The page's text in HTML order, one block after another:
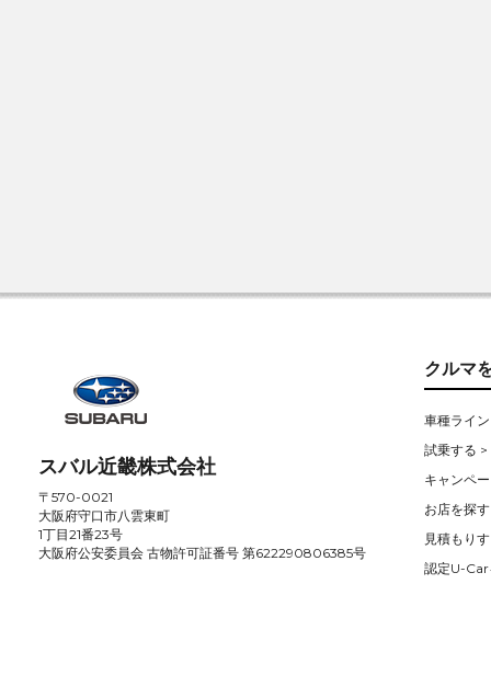
スバル近畿株式会社
〒570-0021
大阪府守口市八雲東町
1丁目21番23号
大阪府公安委員会 古物許可証番号 第622290806385号
クルマ
車種ライ
試乗する >
キャンペ
お店を探
見積もり
認定U-Car